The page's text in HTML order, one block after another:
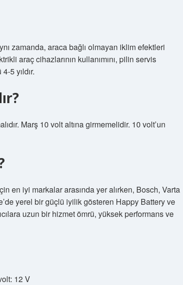
zamanda, araca bağlı olmayan iklim efektleri
araç cihazlarının kullanımını, pilin servis
5 yıldır.
Marş 10 volt altına girmemelidir. 10 volt’un
en iyi markalar arasında yer alırken, Bosch, Varta
yerel bir güçlü iyilik gösteren Happy Battery ve
uzun bir hizmet ömrü, yüksek performans ve
12 V